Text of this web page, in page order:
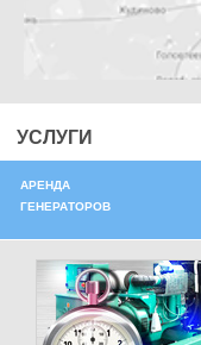
УСЛУГИ
АРЕНДА
ГЕНЕРАТОРОВ